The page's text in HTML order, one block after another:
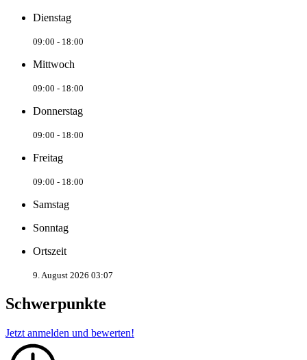
Dienstag
09:00 - 18:00
Mittwoch
09:00 - 18:00
Donnerstag
09:00 - 18:00
Freitag
09:00 - 18:00
Samstag
Sonntag
Ortszeit
9. August 2026 03:07
Schwerpunkte
Jetzt anmelden und bewerten!